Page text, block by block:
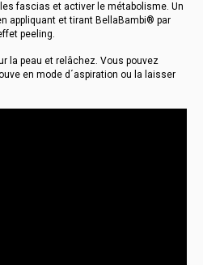
fascias et activer le métabolisme. Un
appliquant et tirant BellaBambi® par
peeling.
la peau et relâchez. Vous pouvez
en mode d´aspiration ou la laisser